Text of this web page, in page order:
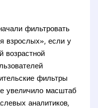
фильтровать
взрослых», если у
возрастной
фильтры
увеличило масштаб
аналитиков,